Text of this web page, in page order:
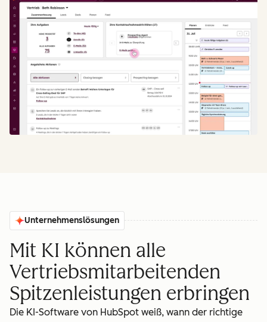
Unternehmenslösungen
Mit KI können alle
Vertriebsmitarbeitenden
Spitzenleistungen erbringen
Die KI-Software von HubSpot weiß, wann der richtige